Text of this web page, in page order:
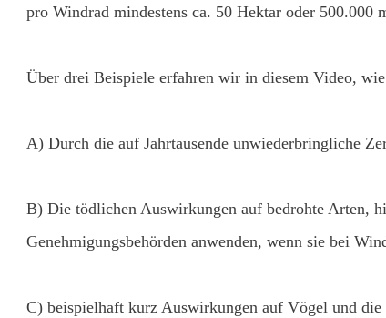
pro Windrad mindestens ca. 50 Hektar oder 500.000
Über drei Beispiele erfahren wir in diesem Video,
A) Durch die auf Jahrtausende unwiederbringliche
B) Die tödlichen Auswirkungen auf bedrohte Arten,
Genehmigungsbehörden anwenden, wenn sie bei
C) beispielhaft kurz Auswirkungen auf Vögel und die